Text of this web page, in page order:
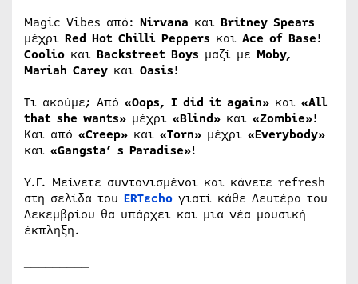
Magic Vibes από: Nirvana και Britney Spears
μέχρι Red Hot Chilli Peppers και Ace of Base!
Coolio και Backstreet Boys μαζί με Moby,
Mariah Carey και Oasis!
Τι ακούμε; Από «Oops, I did it again» και «All
that she wants» μέχρι «Blind» και «Zombie»!
Και από «Creep» και «Torn» μέχρι «Everybody»
και «Gangsta’ s Paradise»!
Υ.Γ. Μείνετε συντονισμένοι και κάνετε refresh
στη σελίδα του ERTεcho γιατί κάθε Δευτέρα του
Δεκεμβρίου θα υπάρχει και μια νέα μουσική
έκπληξη.